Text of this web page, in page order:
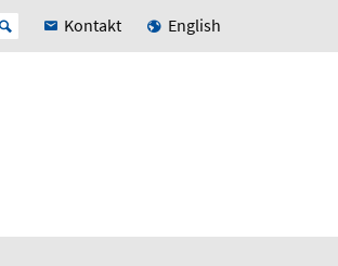
Kontakt English